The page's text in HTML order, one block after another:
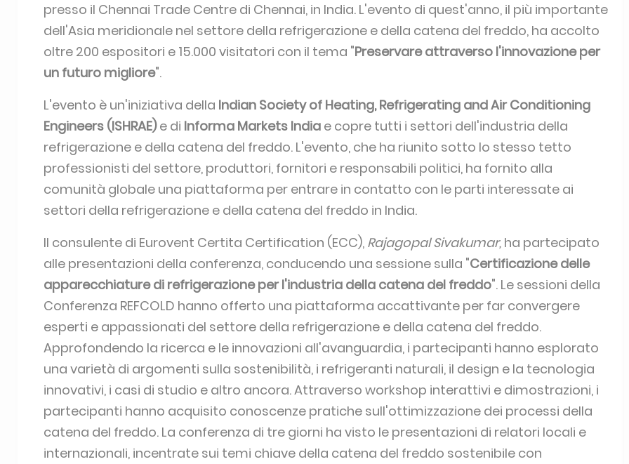
presso il Chennai Trade Centre di Chennai, in India. L'evento di quest'anno, il più importante
dell'Asia meridionale nel settore della refrigerazione e della catena del freddo, ha accolto
oltre 200 espositori e 15.000 visitatori con il tema "Preservare attraverso l'innovazione per
un futuro migliore".
L'evento è un'iniziativa della Indian Society of Heating, Refrigerating and Air Conditioning
Engineers (ISHRAE)e di Informa Markets India e copre tutti i settori dell'industria della
refrigerazione e della catena del freddo. L'evento, che ha riunito sotto lo stesso tetto
professionisti del settore, produttori, fornitori e responsabili politici, ha fornito alla
comunità globale una piattaforma per entrare in contatto con le parti interessate ai
settori della refrigerazione e della catena del freddo in India.
Il consulente di Eurovent Certita Certification (ECC), Rajagopal Sivakumar, ha partecipato
alle presentazioni della conferenza, conducendo una sessione sulla "Certificazione delle
apparecchiature di refrigerazione per l'industria della catena del freddo". Le sessioni della
Conferenza REFCOLD hanno offerto una piattaforma accattivante per far convergere
esperti e appassionati del settore della refrigerazione e della catena del freddo.
Approfondendo la ricerca e le innovazioni all'avanguardia, i partecipanti hanno esplorato
una varietà di argomenti sulla sostenibilità, i refrigeranti naturali, il design e la tecnologia
innovativi, i casi di studio e altro ancora. Attraverso workshop interattivi e dimostrazioni, i
partecipanti hanno acquisito conoscenze pratiche sull'ottimizzazione dei processi della
catena del freddo. La conferenza di tre giorni ha visto le presentazioni di relatori locali e
internazionali, incentrate sui temi chiave della catena del freddo sostenibile con